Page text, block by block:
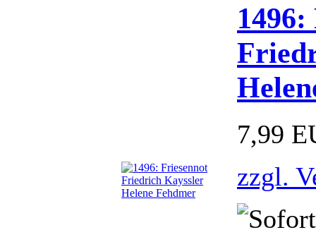
7,99
zzgl.